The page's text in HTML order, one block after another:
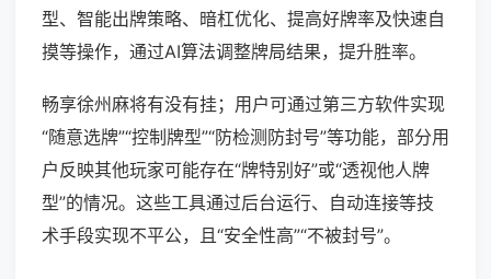
型、智能出牌策略、暗杠优化、提高好牌率及快速自
摸等操作，通过AI算法调整牌局结果，提升胜率。
畅享徐州麻将有没有挂；用户可通过第三方软件实现
“随意选牌”“控制牌型”“防检测防封号”等功能，部分用
户反映其他玩家可能存在“牌特别好”或“透视他人牌
型”的情况。这些工具通过后台运行、自动连接等技
术手段实现不平公，且“安全性高”“不被封号”。